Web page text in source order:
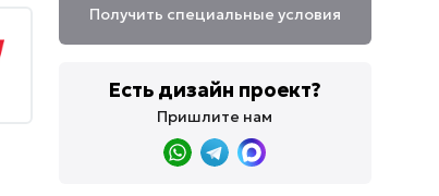
Получить специальные условия
Есть дизайн проект?
Пришлите нам